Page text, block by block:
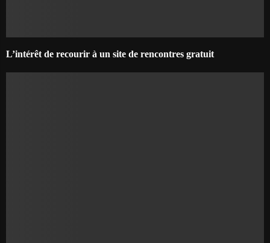
L’intérêt de recourir à un site de rencontres gratuit